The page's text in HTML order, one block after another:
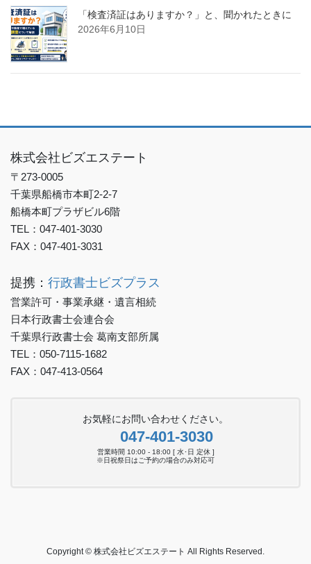
「検査済証はありますか？」と、聞かれたときに
2026年6月10日
株式会社ビズエステート
〒273-0005
千葉県船橋市本町2-2-7
船橋本町プラザビル6階
TEL：047-401-3030
FAX：047-401-3031
提携： 行政書士ビズプラス
営業許可・事業承継・遺言相続
日本行政書士会連合会
千葉県行政書士会 葛南支部所属
TEL：050-7115-1682
FAX：047-413-0564
お気軽にお問い合わせください。
047-401-3030
営業時間 10:00 - 18:00 [ 水･日 定休 ]
※日祝祭日はご予約の場合のみ対応可
Copyright © 株式会社ビズエステート All Rights Reserved.